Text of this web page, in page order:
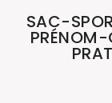
SAC-